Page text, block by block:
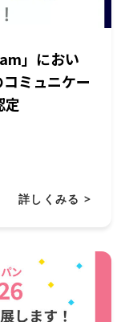
」におい
ミュニケー
定
詳しくみる >